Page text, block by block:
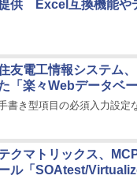
供 Excel互換機能や
友電工情報システム
「楽々Webデータベ
書き型項目の必須入力設定
クマトリックス、
ル「SOAtest/